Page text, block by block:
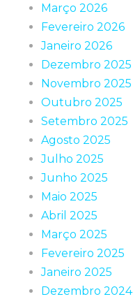
Março 2026
Fevereiro 2026
Janeiro 2026
Dezembro 2025
Novembro 2025
Outubro 2025
Setembro 2025
Agosto 2025
Julho 2025
Junho 2025
Maio 2025
Abril 2025
Março 2025
Fevereiro 2025
Janeiro 2025
Dezembro 2024